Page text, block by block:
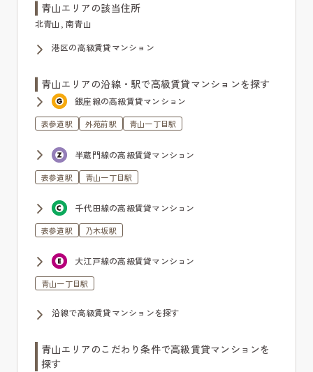
青山エリアの該当住所
北青山, 南青山
港区の高級賃貸マンション
青山エリアの沿線・駅で高級賃貸マンションを探す
銀座線の高級賃貸マンション
表参道駅 外苑前駅 青山一丁目駅
半蔵門線の高級賃貸マンション
表参道駅 青山一丁目駅
千代田線の高級賃貸マンション
表参道駅 乃木坂駅
大江戸線の高級賃貸マンション
青山一丁目駅
沿線で高級賃貸マンションを探す
青山エリアのこだわり条件で高級賃貸マンションを
探す